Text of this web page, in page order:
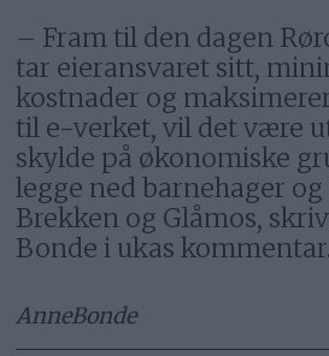
– Fram til den dagen
tar eieransvaret sitt,
kostnader og
til e-verket, vil det være
skylde på økonomiske
legge ned barnehager
Brekken og Glåmos,
Bonde i ukas kommentar.
AnneBonde